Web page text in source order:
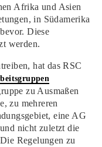
Afrika und Asien
in Südamerika
Diese
werden.
hat das RSC
zu Ausmaßen
zu mehreren
eine AG
nicht zuletzt die
Regelungen zu